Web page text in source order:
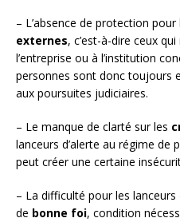
– L’absence de protection pour
externes, c’est-à-dire ceux
l’entreprise ou à l’institution
personnes sont donc toujours
aux poursuites judiciaires.
– Le manque de clarté sur les
lanceurs d’alerte au régime de
peut créer une certaine
– La difficulté pour les lanceurs
de bonne foi, condition